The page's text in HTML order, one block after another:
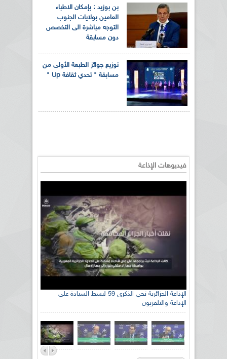
بن بوزيد : بإمكان الاطباء
العامين بولايات الجنوب
التوجه مباشرة الى التخصص
دون مسابقة
توزيع جوائز الطبعة الأولى من
مسابقة " تحدي ثقافة Up "
فيديوهات الإذاعة
الإذاعة الجزائرية تحي الذكرى 59 لبسط السيادة على
الإذاعة والتلفزيون